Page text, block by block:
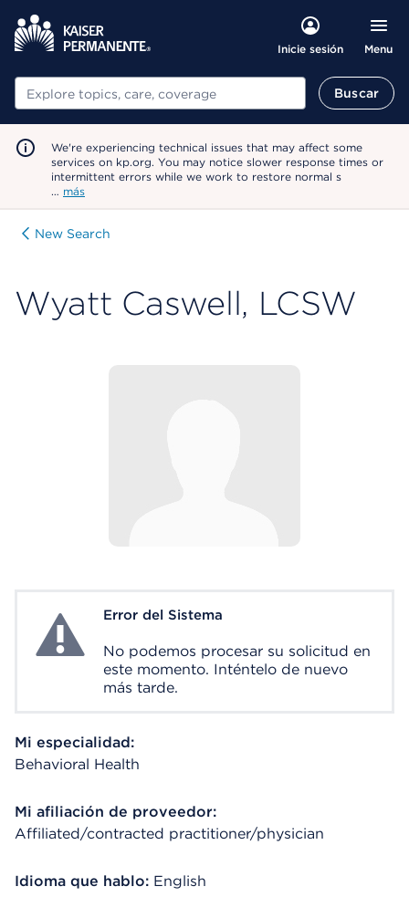
Inicie sesión Menu
Buscar Buscar
We're experiencing technical issues that may affect some
services on kp.org. You may notice slower response times or
intermittent errors while we work to restore normal s
… más
New Search
Wyatt Caswell, LCSW
System ErrorError del Sistema
No podemos procesar su solicitud en
este momento. Inténtelo de nuevo
más tarde.
Mi especialidad:
Behavioral Health
Mi afiliación de proveedor:
Affiliated/contracted practitioner/physician
Idioma que hablo: English